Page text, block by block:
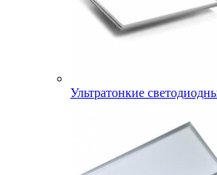
Ультратонкие